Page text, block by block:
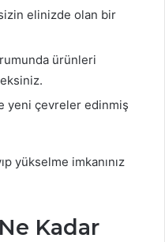
elinizde olan bir
ürünleri
yeni çevreler edinmiş
yükselme imkanınız
Kadar